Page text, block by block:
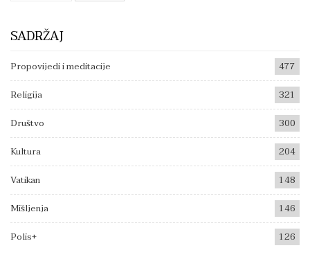
SADRŽAJ
Propovijedi i meditacije
477
Religija
321
Društvo
300
Kultura
204
Vatikan
148
Mišljenja
146
Polis+
126